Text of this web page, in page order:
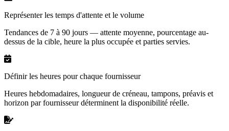
Représenter les temps d'attente et le volume
Tendances de 7 à 90 jours — attente moyenne, pourcentage au-
dessus de la cible, heure la plus occupée et parties servies.
Définir les heures pour chaque fournisseur
Heures hebdomadaires, longueur de créneau, tampons, préavis et
horizon par fournisseur déterminent la disponibilité réelle.